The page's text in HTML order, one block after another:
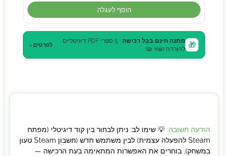
הוסף לעגלה
🎁 מתנה חינם בכל רכישה
· 5 ספרי PDF דיגיטליים
להורדה (שווי ₪)
לפרטים ›
הודעה חשובה: 💡 שימו לב: ניתן לבחור בין קוד דיגיטלי (מפתח
Steam להפעלה עצמית) לבין משתמש חדש (חשבון Steam טעון
במשחק). בוחרים את האפשרות המתאימה בעת הרכישה —